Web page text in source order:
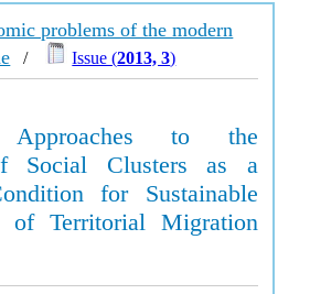
problems of the modern
/ Issue (2013, 3)
Approaches to the
Social Clusters as a
for Sustainable
of Territorial Migration